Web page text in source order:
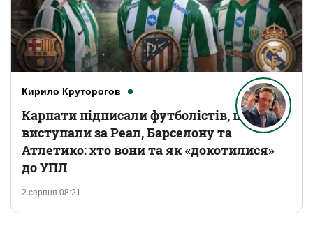
Кирило Круторогов
2 серпня 08:21
Карпати підписали футболістів, що
виступали за Реал, Барселону та
Атлетико: хто вони та як «докотилися»
до УПЛ